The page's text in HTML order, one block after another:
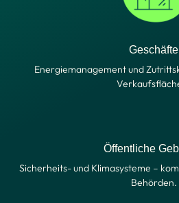
Geschäfte
Energiemanagement und
Öffentliche
Sicherheits- und Klimasysteme –
Behörden.